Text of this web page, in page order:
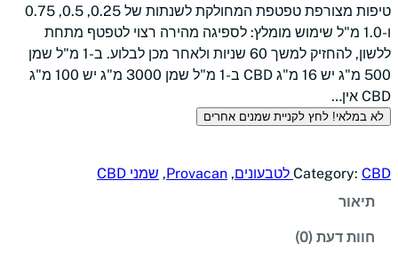
טיפות מצורפת טפטפת המחולקת לשנתות של 0.25, 0.5, 0.75
ו-1.0 מ"ל שימוש מומלץ: לספיגה מהירה רצוי לטפטף מתחת
ללשון, להחזיק למשך 60 שניות ולאחר מכן לבלוע. ב-1 מ"ל שמן
500 מ"ג יש 16 מ"ג CBD ב-1 מ"ל שמן 3000 מ"ג יש 100 מ"ג
CBD אין…
לא במלאי! לחץ לקניית שמנים אחרים
Category: CBD לטבעונים ,
Provacan
, שמני CBD
תיאור
חוות דעת (0)